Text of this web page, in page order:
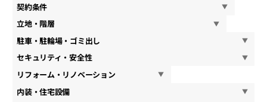
契約条件
立地・階層
駐車・駐輪場・ゴミ出し
セキュリティ・安全性
リフォーム・リノベーション
内装・住宅設備